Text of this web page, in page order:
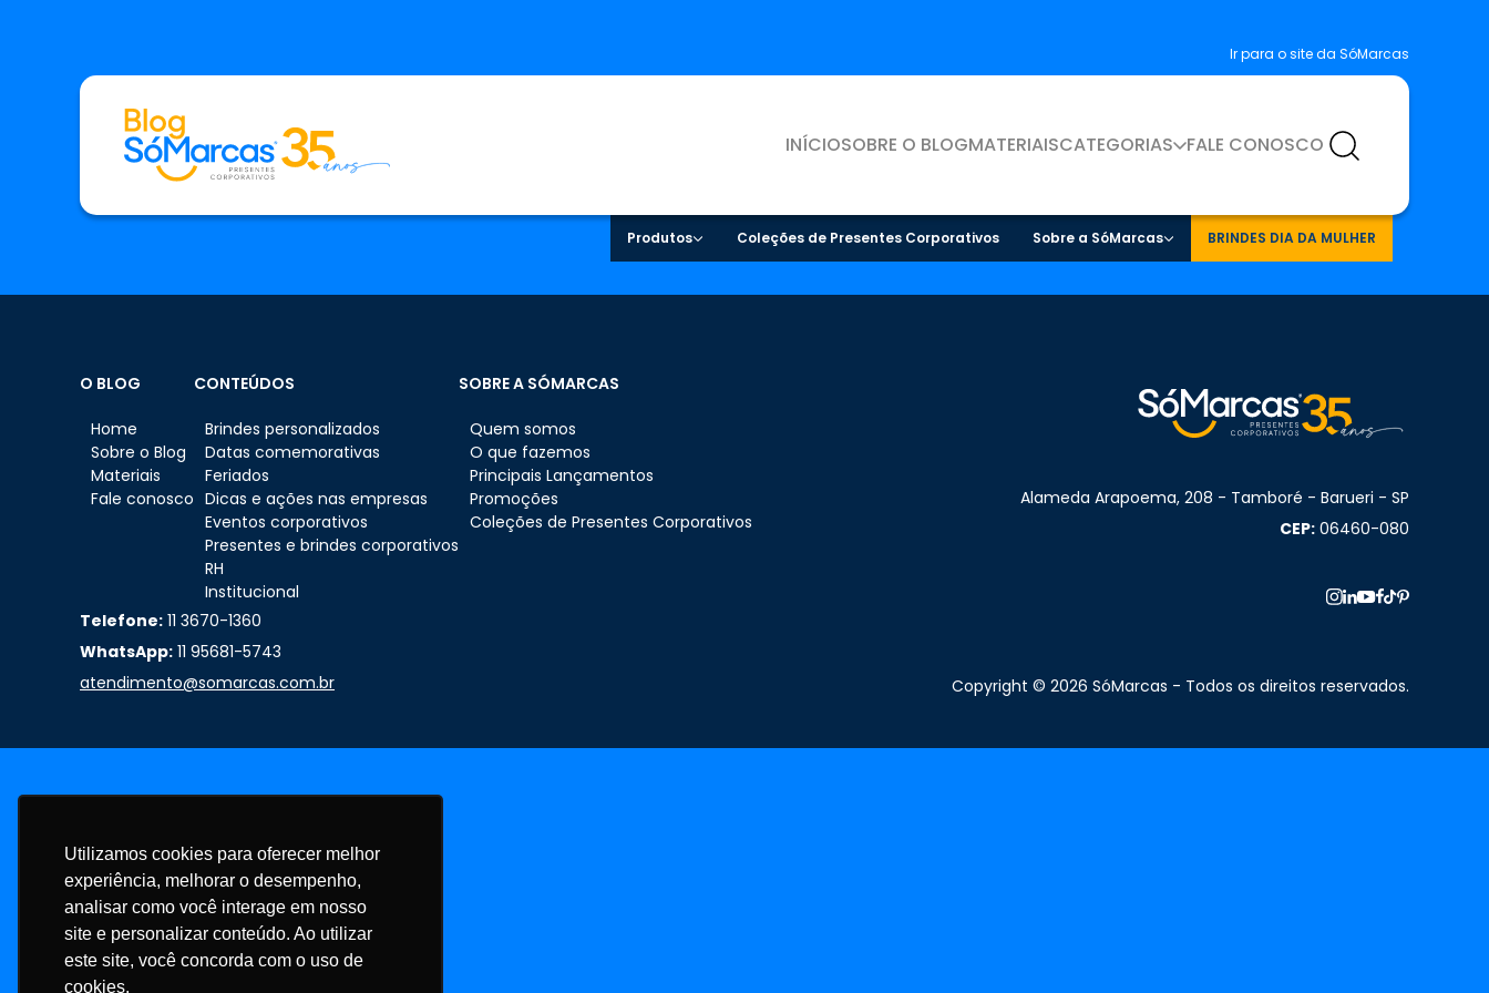
Utilizamos cookies para oferecer melhor
experiência, melhorar o desempenho,
analisar como você interage em nosso
site e personalizar conteúdo. Ao utilizar
este site, você concorda com o uso de
cookies.
Ir para o site da SóMarcas
INÍCIOSOBRE O BLOGMATERIAISCATEGORIAS FALE CONOSCO
Produtos Coleções de Presentes Corporativos Sobre a SóMarcas BRINDES DIA DA MULHER
O BLOG
Home
Sobre o Blog
Materiais
Fale conosco
CONTEÚDOS
Brindes personalizados
Datas comemorativas
Feriados
Dicas e ações nas empresas
Eventos corporativos
Presentes e brindes corporativos
RH
Institucional
SOBRE A SÓMARCAS
Quem somos
O que fazemos
Principais Lançamentos
Promoções
Coleções de Presentes Corporativos
Alameda Arapoema, 208 - Tamboré - Barueri - SP
CEP: 06460-080
Telefone: 11 3670-1360
WhatsApp: 11 95681-5743
atendimento@somarcas.com.br
Copyright © 2026 SóMarcas - Todos os direitos reservados.